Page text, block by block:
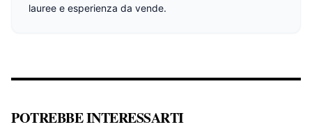
lauree e esperienza da vende.
POTREBBE INTERESSARTI